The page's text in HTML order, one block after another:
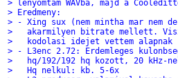
> lenyomtam WAVba, majd a
> Eredmeny:
> - Xing sux (nem mintha mar
>   akarmilyen bitrate mellett.
>   kodolasi idejet vettem alapnak
> - L3enc 2.72: Erdemleges
>   hq/192/192 hq kozott, 20 kHz-
>   Hq nelkul: kb. 5-6x